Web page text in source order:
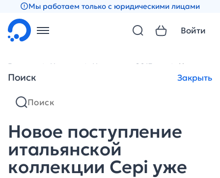
Мы работаем только с юридическими лицами
Поиск Закрыть
Войти
Главная Новости Новости за 2013 год Новое
Новое поступление
итальянской
коллекции Cepi уже